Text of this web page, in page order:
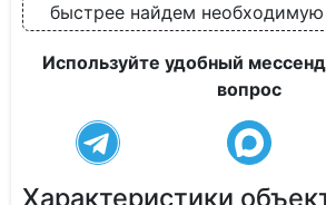
быстрее найдем
Используйте удобный
вопрос
Характеристики